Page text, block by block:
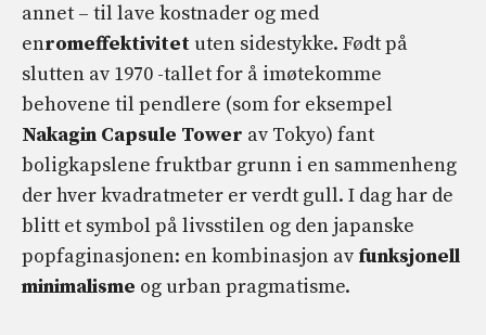
annet – til lave kostnader og med
enromeffektivitet uten sidestykke. Født på
slutten av 1970 -tallet for å imøtekomme
behovene til pendlere (som for eksempel
Nakagin Capsule Tower av Tokyo) fant
boligkapslene fruktbar grunn i en sammenheng
der hver kvadratmeter er verdt gull. I dag har de
blitt et symbol på livsstilen og den japanske
popfaginasjonen: en kombinasjon av funksjonell
minimalisme og urban pragmatisme.